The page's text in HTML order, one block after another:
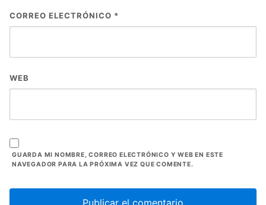
CORREO ELECTRÓNICO *
WEB
GUARDA MI NOMBRE, CORREO ELECTRÓNICO Y WEB EN ESTE
NAVEGADOR PARA LA PRÓXIMA VEZ QUE COMENTE.